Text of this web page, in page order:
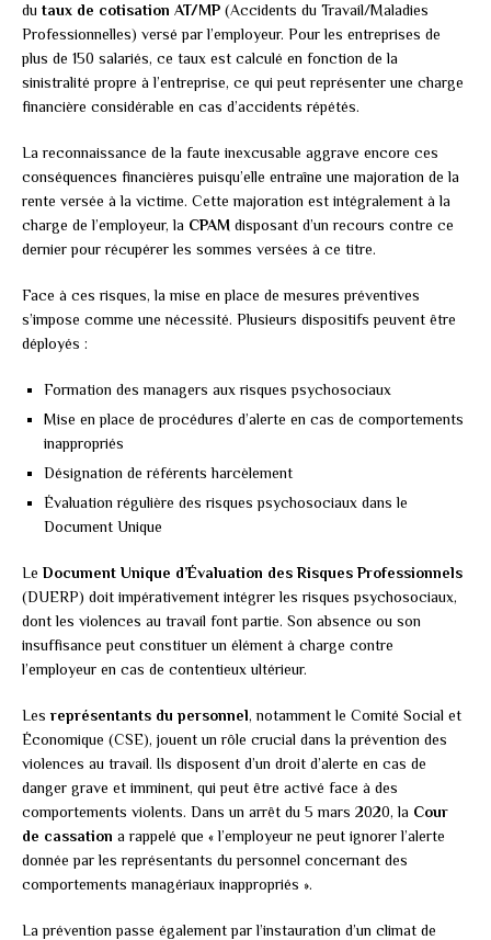
du taux de cotisation AT/MP (Accidents du Travail/Maladies
Professionnelles) versé par l’employeur. Pour les entreprises de
plus de 150 salariés, ce taux est calculé en fonction de la
sinistralité propre à l’entreprise, ce qui peut représenter une charge
financière considérable en cas d’accidents répétés.
La reconnaissance de la faute inexcusable aggrave encore ces
conséquences financières puisqu’elle entraîne une majoration de la
rente versée à la victime. Cette majoration est intégralement à la
charge de l’employeur, la CPAM disposant d’un recours contre ce
dernier pour récupérer les sommes versées à ce titre.
Face à ces risques, la mise en place de mesures préventives
s’impose comme une nécessité. Plusieurs dispositifs peuvent être
déployés :
Formation des managers aux risques psychosociaux
Mise en place de procédures d’alerte en cas de comportements
inappropriés
Désignation de référents harcèlement
Évaluation régulière des risques psychosociaux dans le
Document Unique
Le Document Unique d’Évaluation des Risques Professionnels
(DUERP) doit impérativement intégrer les risques psychosociaux,
dont les violences au travail font partie. Son absence ou son
insuffisance peut constituer un élément à charge contre
l’employeur en cas de contentieux ultérieur.
Les représentants du personnel, notamment le Comité Social et
Économique (CSE), jouent un rôle crucial dans la prévention des
violences au travail. Ils disposent d’un droit d’alerte en cas de
danger grave et imminent, qui peut être activé face à des
comportements violents. Dans un arrêt du 5 mars 2020, la Cour
de cassation a rappelé que « l’employeur ne peut ignorer l’alerte
donnée par les représentants du personnel concernant des
comportements managériaux inappropriés ».
La prévention passe également par l’instauration d’un climat de